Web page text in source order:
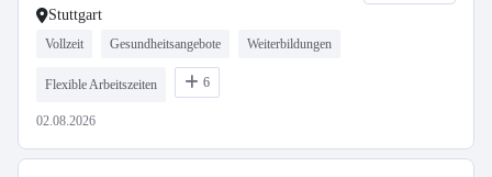
Praktikum)
Stuttgart
Vollzeit Gesundheitsangebote Weiterbildungen
Flexible Arbeitszeiten 6
02.08.2026